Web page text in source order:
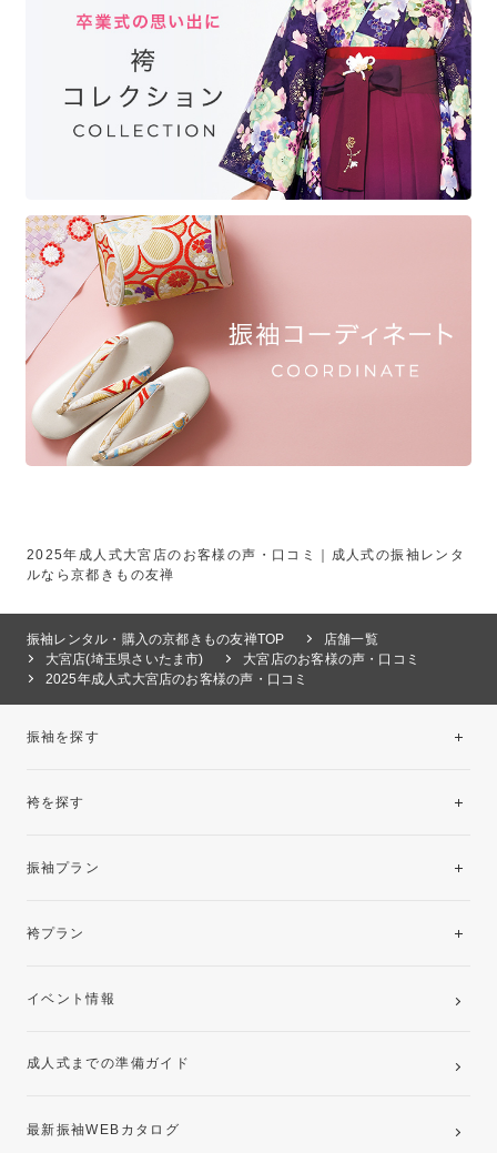
2025年成人式大宮店のお客様の声・口コミ｜成人式の振袖レンタ
ルなら京都きもの友禅
振袖レンタル・購入の京都きもの友禅TOP
店舗一覧
大宮店(埼玉県さいたま市)
大宮店のお客様の声・口コミ
2025年成人式大宮店のお客様の声・口コミ
振袖を探す
袴を探す
振袖プラン
レンタルプラン
袴プラン
卒業袴レンタルプラン
イベント情報
成人式までの準備ガイド
最新振袖WEBカタログ